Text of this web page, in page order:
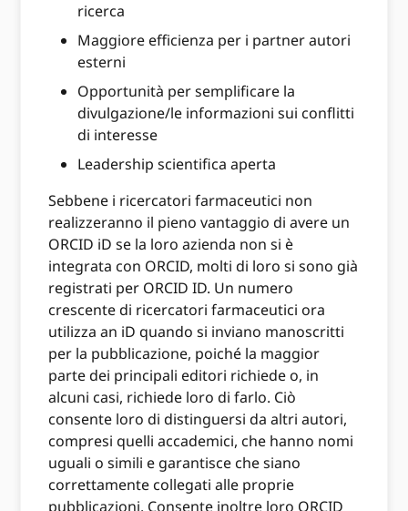
ricerca
Maggiore efficienza per i partner autori
esterni
Opportunità per semplificare la
divulgazione/le informazioni sui conflitti
di interesse
Leadership scientifica aperta
Sebbene i ricercatori farmaceutici non
realizzeranno il pieno vantaggio di avere un
ORCID iD se la loro azienda non si è
integrata con ORCID, molti di loro si sono già
registrati per ORCID ID. Un numero
crescente di ricercatori farmaceutici ora
utilizza an iD quando si inviano manoscritti
per la pubblicazione, poiché la maggior
parte dei principali editori richiede o, in
alcuni casi, richiede loro di farlo. Ciò
consente loro di distinguersi da altri autori,
compresi quelli accademici, che hanno nomi
uguali o simili e garantisce che siano
correttamente collegati alle proprie
pubblicazioni. Consente inoltre loro ORCID